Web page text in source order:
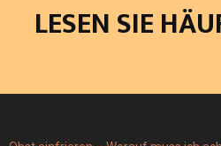
LESEN SIE